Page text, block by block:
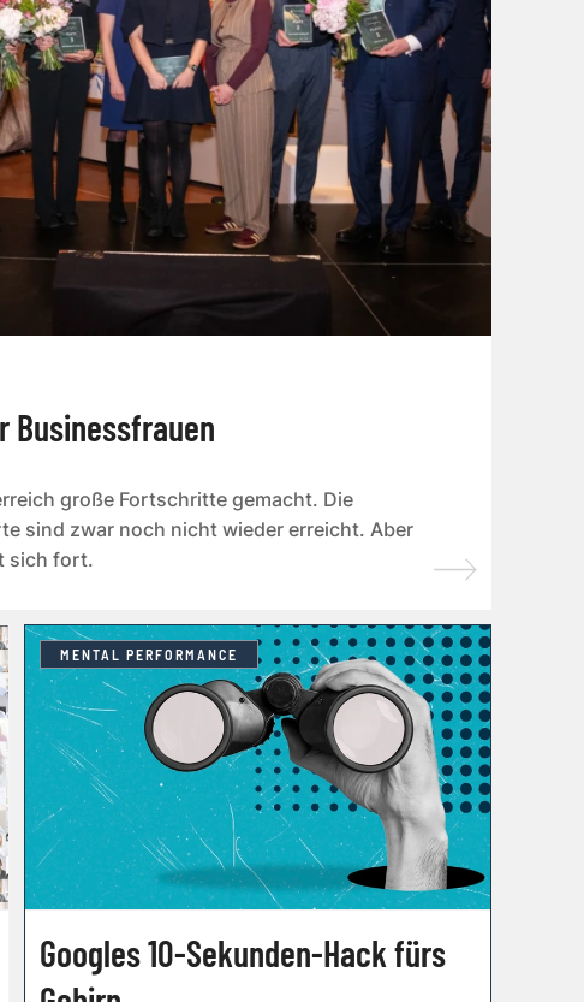
Businessfrauen
große Fortschritte gemacht. Die
sind zwar noch nicht wieder erreicht. Aber
sich fort.
MENTAL PERFORMANCE
Googles 10-Sekunden-Hack fürs